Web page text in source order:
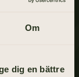
Om
dig en bättre